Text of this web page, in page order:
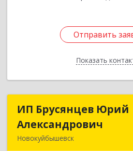
Отправить
Показать
Отправить
Назад
ИП Брусянцев Юрий
Александрович
Новокуйбышевск
ИП